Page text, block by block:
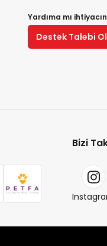
Yardıma mı
Destek Talebi
Bizi